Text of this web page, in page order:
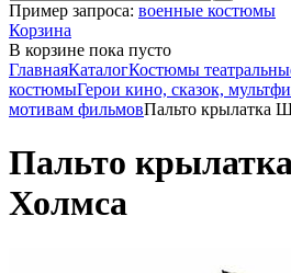
Пример запроса: военные костюмы
Корзина
В корзине пока пусто
ГлавнаяКаталогКостюмы
костюмыГерои кино, сказок,
мотивам фильмовПальто крылатка
Пальто
Холмса